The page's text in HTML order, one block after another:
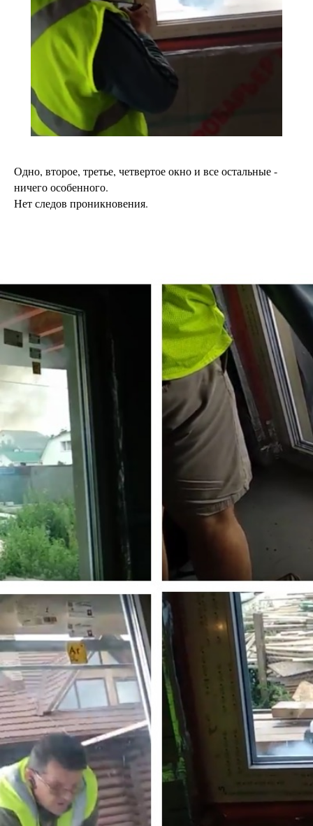
Одно, второе, третье, четвертое окно и все остальные -
ничего особенного.
Нет следов проникновения.